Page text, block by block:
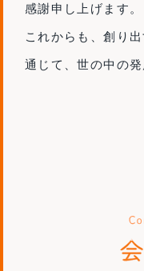
感謝申し上げます。
これからも、創り
通じて、世の中の